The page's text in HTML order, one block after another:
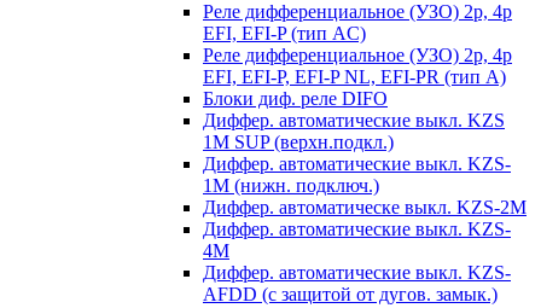
Реле дифференциальное (УЗО) 2р, 4р
EFI, EFI-P (тип AС)
Реле дифференциальное (УЗО) 2р, 4р
EFI, EFI-P, EFI-P NL, EFI-PR (тип A)
Блоки диф. реле DIFO
Диффер. автоматические выкл. KZS
1M SUP (верхн.подкл.)
Диффер. автоматические выкл. KZS-
1M (нижн. подключ.)
Диффер. автоматическе выкл. KZS-2M
Диффер. автоматические выкл. KZS-
4M
Диффер. автоматические выкл. KZS-
AFDD (с защитой от дугов. замык.)